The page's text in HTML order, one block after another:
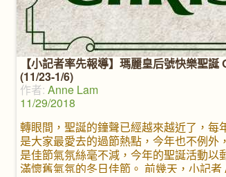
【小記者率先報導】瑪麗皇后號快樂聖
(11/23-1/6)
作者: Anne Lam
11/29/2018
轉眼間，聖誕的鐘聲已經越來越近了，
是大家最愛去的過節熱點，今年也不例
是佳節氣氛絲毫不減，今年的聖誕活動
滿懷舊氣氛的冬日佳節。 前幾天，小記